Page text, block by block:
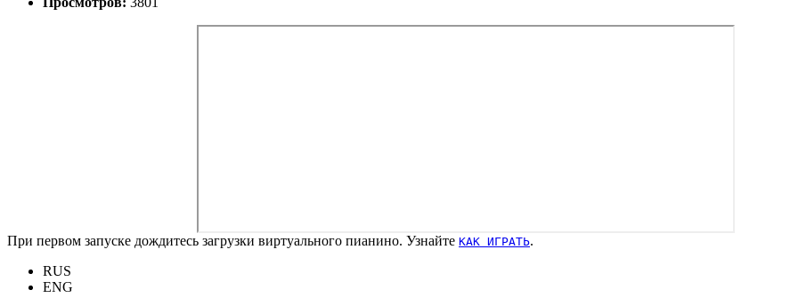
При первом запуске дождитесь загрузки виртуального пианино. Узнайте КАК ИГРАТЬ.
RUS
ENG